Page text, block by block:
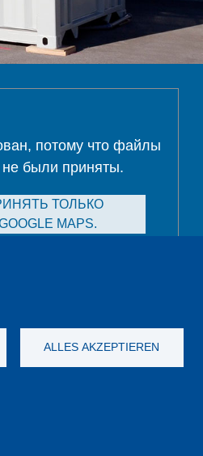
ALLES AKZEPTIEREN
потому что файлы
были приняты.
ТОЛЬКО
MAPS.
GTC